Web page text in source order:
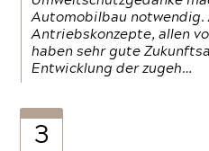
Automobilbau
Antriebskonzepte, allen
haben sehr gute
Entwicklung der zugeh…
3